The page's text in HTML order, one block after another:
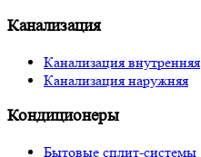
Канализация
Канализация внутренняя
Канализация наружняя
Кондиционеры
Бытовые сплит-системы